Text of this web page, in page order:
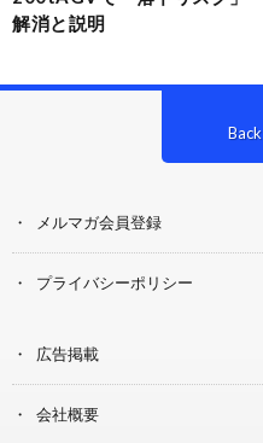
解消と説明
メルマガ会員登録
プライバシーポリシー
広告掲載
会社概要